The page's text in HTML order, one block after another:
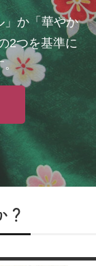
」か「華やか
2つを基準に
。
？